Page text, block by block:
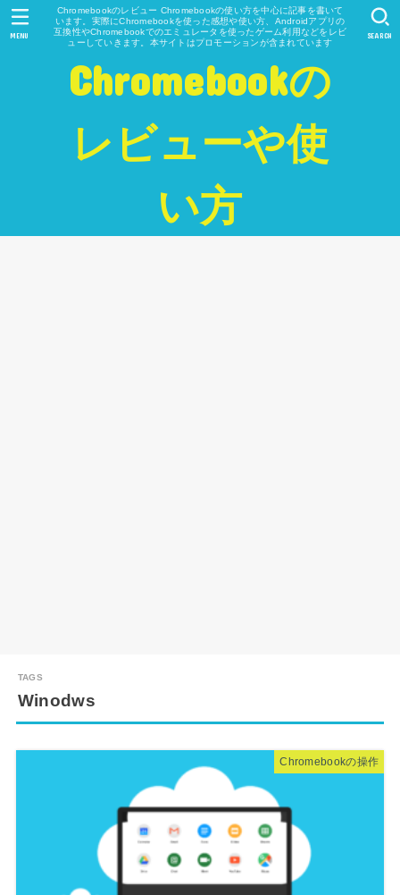
Chromebookのレビュー Chromebookの使い方を中心に記事を書いて
います。実際にChromebookを使った感想や使い方、Androidアプリの
互換性やChromebookでのエミュレータを使ったゲーム利用などをレビ
ューしていきます。本サイトはプロモーションが含まれています
Chromebookの
レビューや使
い方
SEARCH
MENU
Winodws
Chromebookの操作